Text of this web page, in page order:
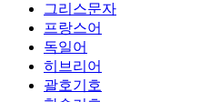
그리스문자
프랑스어
독일어
히브리어
괄호기호